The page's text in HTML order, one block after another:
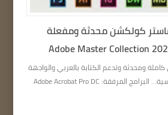
كولكشن محدثة ومفعلة
ومحدثة وتدعم الكتابة بالعربي والواجهة
في لغتين الانجليزية والروسية… البرامج المرفقة: Adobe Acrobat Pro DC